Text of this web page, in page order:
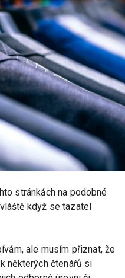
stránkách na podobné
když se tazatel
ale musím přiznat, že
některých čtenářů si